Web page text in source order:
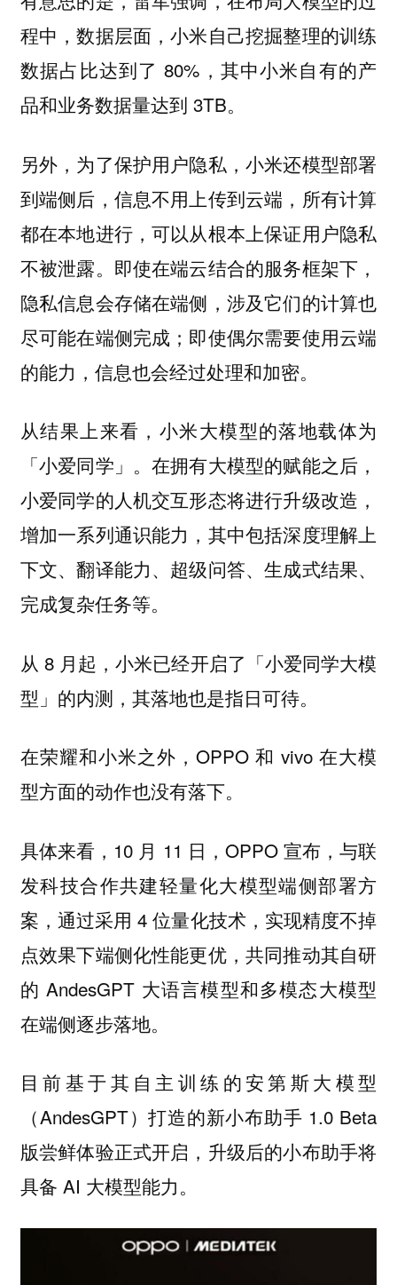
程中，数据层面，小米自己挖掘整理的训练
数据占比达到了 80%，其中小米自有的产
品和业务数据量达到 3TB。
另外，为了保护用户隐私，小米还模型部署
到端侧后，信息不用上传到云端，所有计算
都在本地进行，可以从根本上保证用户隐私
不被泄露。即使在端云结合的服务框架下，
隐私信息会存储在端侧，涉及它们的计算也
尽可能在端侧完成；即使偶尔需要使用云端
的能力，信息也会经过处理和加密。
从结果上来看，小米大模型的落地载体为
「小爱同学」。在拥有大模型的赋能之后，
小爱同学的人机交互形态将进行升级改造，
增加一系列通识能力，其中包括深度理解上
下文、翻译能力、超级问答、生成式结果、
完成复杂任务等。
从 8 月起，小米已经开启了「小爱同学大模
型」的内测，其落地也是指日可待。
在荣耀和小米之外，OPPO 和 vivo 在大模
型方面的动作也没有落下。
具体来看，10 月 11 日，OPPO 宣布，与联
发科技合作共建轻量化大模型端侧部署方
案，通过采用 4 位量化技术，实现精度不掉
点效果下端侧化性能更优，共同推动其自研
的 AndesGPT 大语言模型和多模态大模型
在端侧逐步落地。
目前基于其自主训练的安第斯大模型
（AndesGPT）打造的新小布助手 1.0 Beta
版尝鲜体验正式开启，升级后的小布助手将
具备 AI 大模型能力。